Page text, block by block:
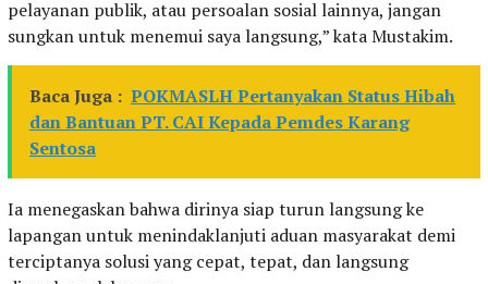
pelayanan publik, atau persoalan sosial lainnya, jangan
sungkan untuk menemui saya langsung,” kata Mustakim.
Baca Juga : POKMASLH Pertanyakan Status Hibah
dan Bantuan PT. CAI Kepada Pemdes Karang
Sentosa
Ia menegaskan bahwa dirinya siap turun langsung ke
lapangan untuk menindaklanjuti aduan masyarakat demi
terciptanya solusi yang cepat, tepat, dan langsung